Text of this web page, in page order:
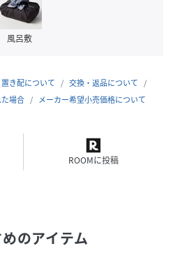
影を行っています。
様が異なる場合がございます。
風呂敷
置き配について
交換・返品について
場合
メーカー希望小売価格について
ROOMに投稿
のアイテム